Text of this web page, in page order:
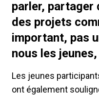
parler,
des projets
important, pas
nous les
Les jeunes
ont également